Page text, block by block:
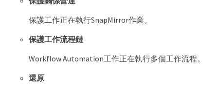
保護工作正在執行SnapMirror作業。
保護工作流程鏈
Workflow Automation工作正在執行多個工作流程。
還原